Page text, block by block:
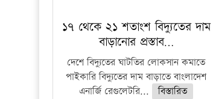
১৭ থেকে ২১ শতাংশ বিদ্যুতের দাম
বাড়ানোর প্রস্তাব…
দেশে বিদ্যুতের ঘাটতির লোকসান কমাতে
পাইকারি বিদ্যুতের দাম বাড়াতে বাংলাদেশ
এনার্জি রেগুলেটরি...
বিস্তারিত